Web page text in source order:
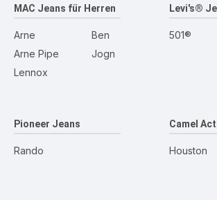
MAC Jeans für Herren
Arne
Arne Pipe
Lennox
Ben
Jogn
Levi's®
501®
Pioneer Jeans
Rando
Camel
Houston